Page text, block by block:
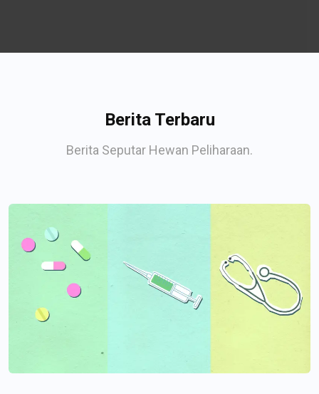
Berita Terbaru
Berita Seputar Hewan Peliharaan.